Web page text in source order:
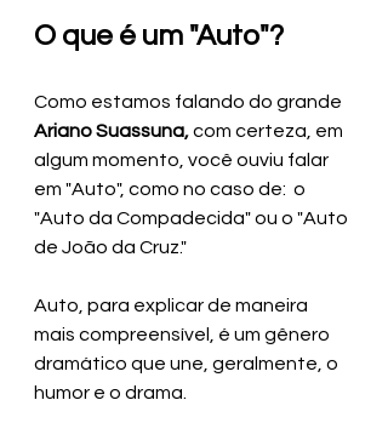
O que é um "Auto"?
Como estamos falando do grande
Ariano Suassuna, com certeza, em
algum momento, você ouviu falar
em "Auto", como no caso de:  o
"Auto da Compadecida" ou o "Auto
de João da Cruz."
Auto, para explicar de maneira
mais compreensível, é um gênero
dramático que une, geralmente, o
humor e o drama.